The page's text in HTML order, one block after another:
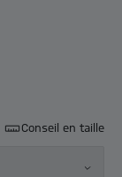
Conseil en taille